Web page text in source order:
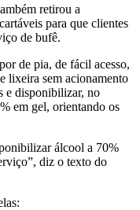
retirou a
para que clientes
de bufê.
de pia, de fácil acesso,
lixeira sem acionamento
e disponibilizar, no
em gel, orientando os
álcool a 70%
diz o texto do